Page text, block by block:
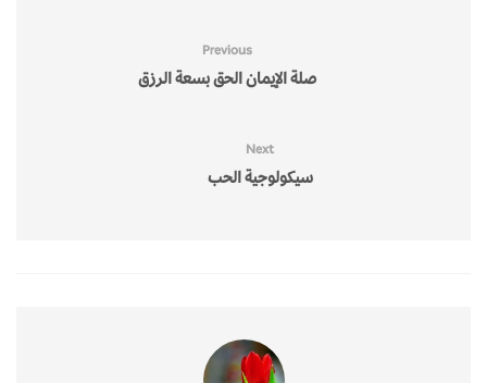
Previous
صلة الإيمان الحق بسعة الرزق
Next
سيكولوجية الحب